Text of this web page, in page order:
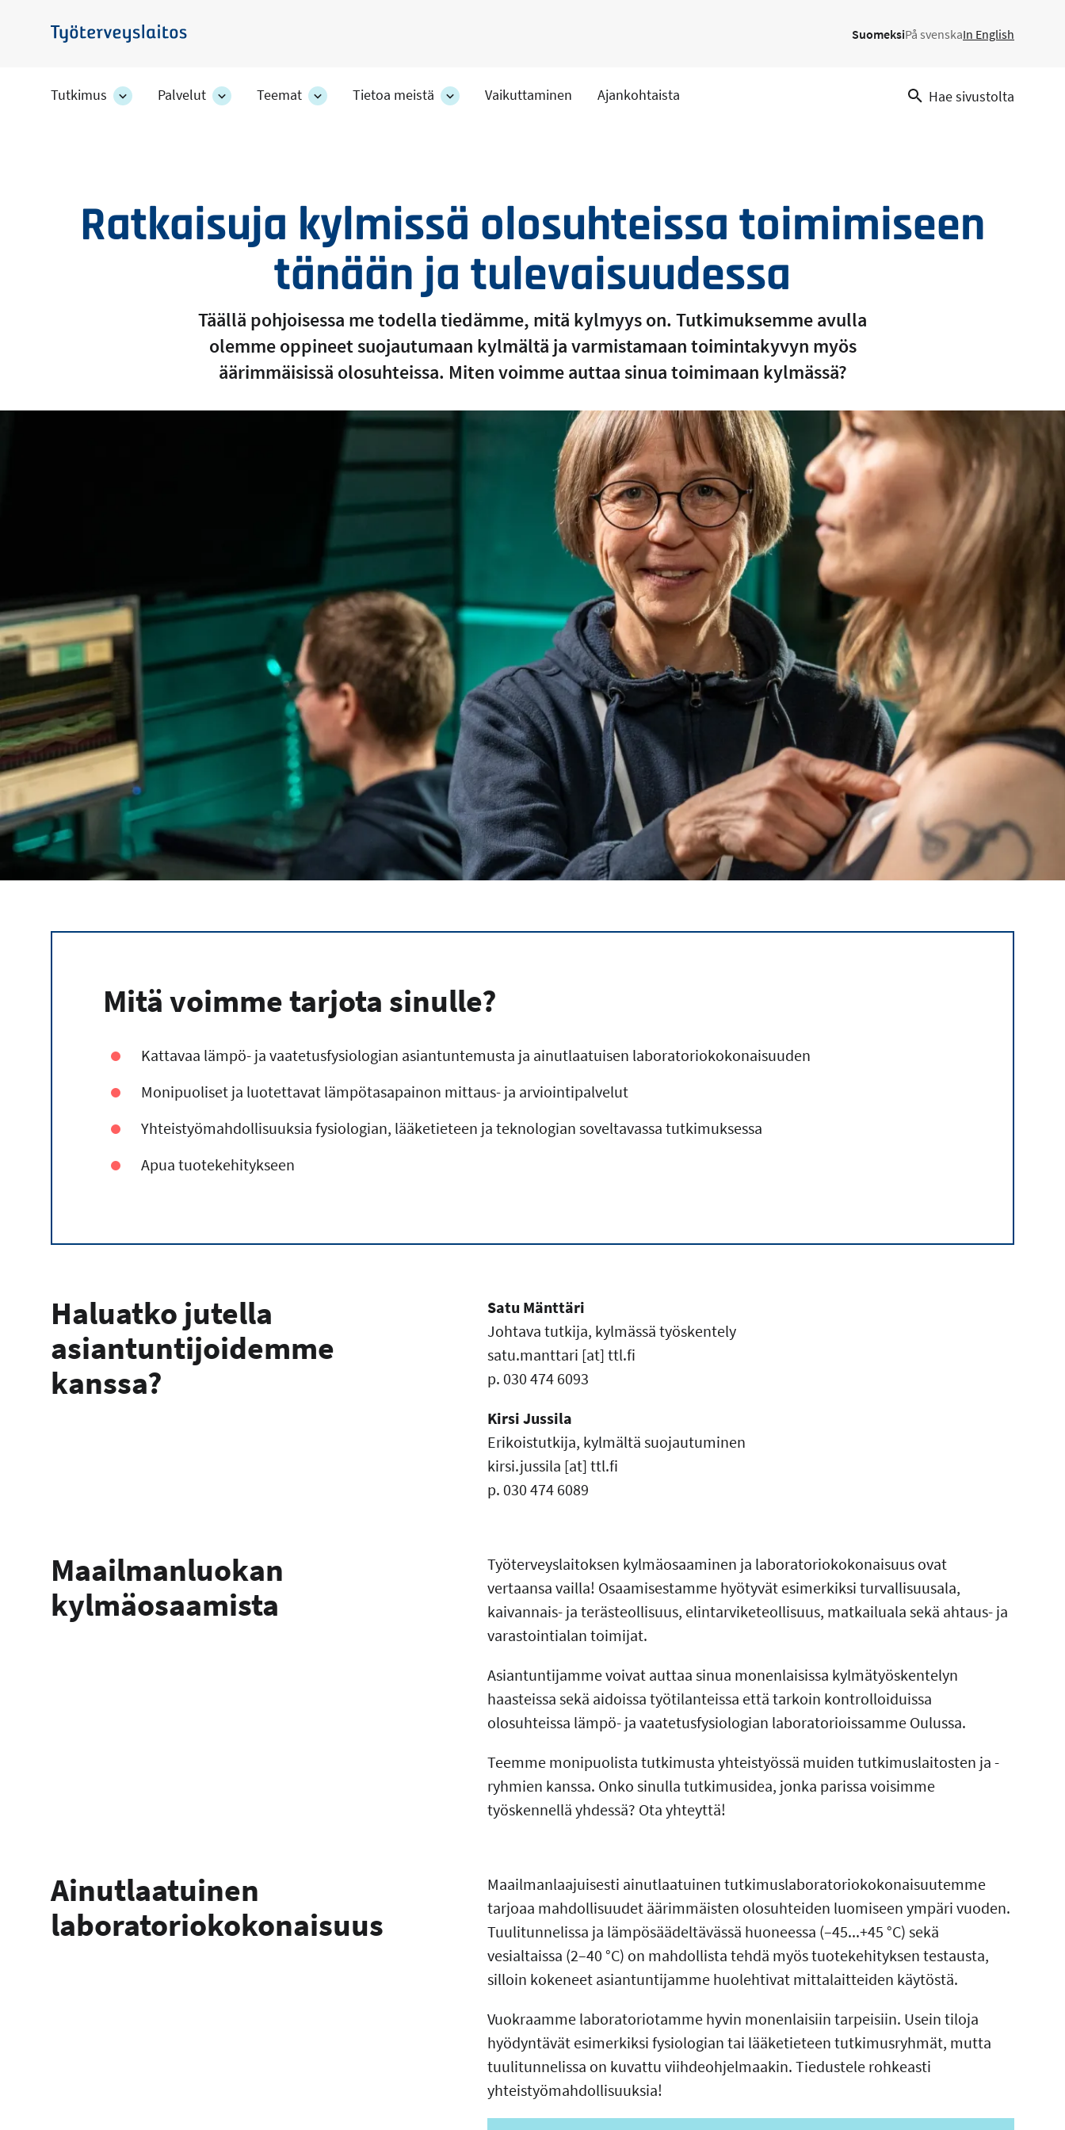
pääsisältöön
Työterveyslaitos
SuomeksiPå svenskaIn English
Tutkimus
TutkimusPalvelut
PalvelutTeemat
TeematTietoa meistä
TietoaVaikuttaminen Ajankohtaista Hae sivustolta
Ratkaisuja kylmissä olosuhteissa toimimiseen
tänään ja tulevaisuudessa
Täällä pohjoisessa me todella tiedämme, mitä kylmyys on. Tutkimuksemme avulla
olemme oppineet suojautumaan kylmältä ja varmistamaan toimintakyvyn myös
äärimmäisissä olosuhteissa. Miten voimme auttaa sinua toimimaan kylmässä?
Mitä voimme tarjota sinulle?
Kattavaa lämpö- ja vaatetusfysiologian asiantuntemusta ja ainutlaatuisen laboratoriokokonaisuuden
Monipuoliset ja luotettavat lämpötasapainon mittaus- ja arviointipalvelut
Yhteistyömahdollisuuksia fysiologian, lääketieteen ja teknologian soveltavassa tutkimuksessa
Apua tuotekehitykseen
Haluatko jutella
asiantuntijoidemme
kanssa?
Satu Mänttäri
Johtava tutkija, kylmässä työskentely
satu.manttari [at]ttl.fi
p. 030 474 6093
Kirsi Jussila
Erikoistutkija, kylmältä suojautuminen
kirsi.jussila [at]ttl.fi
p. 030 474 6089
Maailmanluokan
kylmäosaamista
Työterveyslaitoksen kylmäosaaminen ja laboratoriokokonaisuus ovat
vertaansa vailla! Osaamisestamme hyötyvät esimerkiksi turvallisuusala,
kaivannais- ja terästeollisuus, elintarviketeollisuus, matkailuala sekä ahtaus- ja
varastointialan toimijat.
Asiantuntijamme voivat auttaa sinua monenlaisissa kylmätyöskentelyn
haasteissa sekä aidoissa työtilanteissa että tarkoin kontrolloiduissa
olosuhteissa lämpö- ja vaatetusfysiologian laboratorioissamme Oulussa.
Teemme monipuolista tutkimusta yhteistyössä muiden tutkimuslaitosten ja -
ryhmien kanssa. Onko sinulla tutkimusidea, jonka parissa voisimme
työskennellä yhdessä? Ota yhteyttä!
Ainutlaatuinen
laboratoriokokonaisuus
Maailmanlaajuisesti ainutlaatuinen tutkimuslaboratoriokokonaisuutemme
tarjoaa mahdollisuudet äärimmäisten olosuhteiden luomiseen ympäri vuoden.
Tuulitunnelissa ja lämpösäädeltävässä huoneessa (–45...+45 °C) sekä
vesialtaissa (2–40 °C) on mahdollista tehdä myös tuotekehityksen testausta,
silloin kokeneet asiantuntijamme huolehtivat mittalaitteiden käytöstä.
Vuokraamme laboratoriotamme hyvin monenlaisiin tarpeisiin. Usein tiloja
hyödyntävät esimerkiksi fysiologian tai lääketieteen tutkimusryhmät, mutta
tuulitunnelissa on kuvattu viihdeohjelmaakin. Tiedustele rohkeasti
yhteistyömahdollisuuksia!